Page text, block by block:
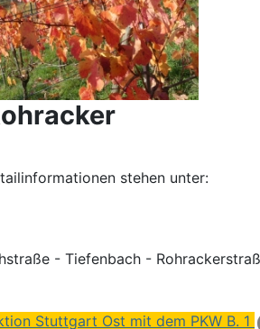
stehen unter:
- Tiefenbach -
Stuttgart Ost mit dem PKW B. 1